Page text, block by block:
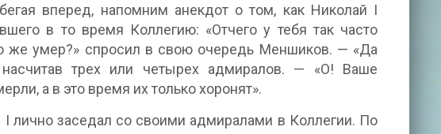
вперед, напомним анекдот о том, как Николай I
в то время Коллегию: «Отчего у тебя так часто
же умер?» спросил в свою очередь Меншиков. — «Да
насчитав трех или четырех адмиралов. — «О! Ваше
а в это время их только хоронят».
лично заседал со своими адмиралами в Коллегии. По